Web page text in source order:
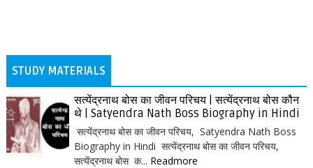
STUDY MATERIALS
सत्येंद्रनाथ बोस का जीवन परिचय | सत्येंद्रनाथ बोस कौन
थे | Satyendra Nath Boss Biography in Hindi
सत्येंद्रनाथ बोस का जीवन परिचय, Satyendra Nath Boss
Biography in Hindi सत्येंद्रनाथ बोस का जीवन परिचय,
सत्येंद्रनाथ बोस क... Readmore